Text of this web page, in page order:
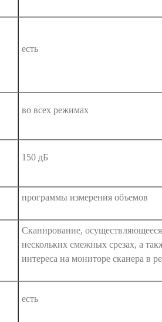
есть
во всех режимах
150 дБ
программы измерения объемов
Сканирование,
нескольких смежных срезах, а
интереса на мониторе сканера в
есть